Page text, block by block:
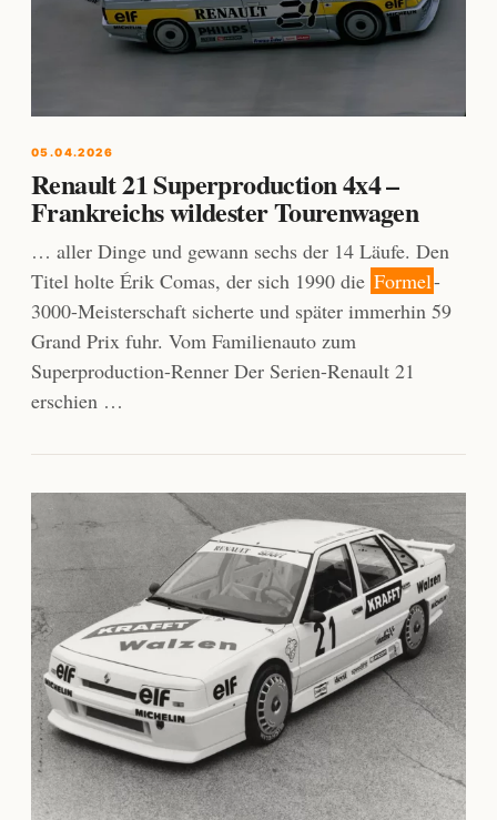
05.04.2026
Renault 21 Superproduction 4x4 –
Frankreichs wildester Tourenwagen
… aller Dinge und gewann sechs der 14 Läufe. Den
Titel holte Érik Comas, der sich 1990 die Formel-
3000-Meisterschaft sicherte und später immerhin 59
Grand Prix fuhr. Vom Familienauto zum
Superproduction-Renner Der Serien-Renault 21
erschien …